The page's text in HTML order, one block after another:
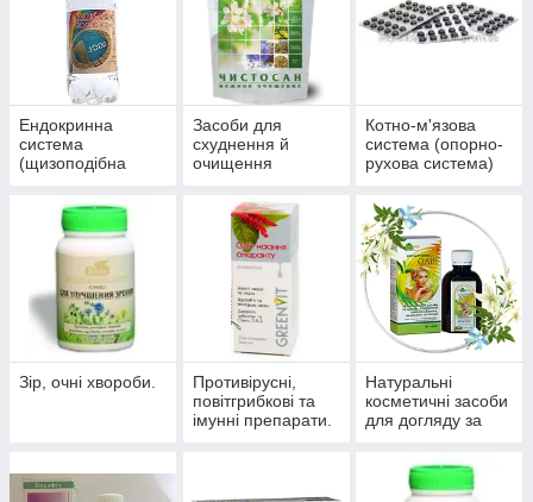
Ендокринна
система
(щизоподібна
діабет)
Засоби для
схуднення й
очищення
Котно-м'язова
система (опорно-
рухова система)
Зір, очні хвороби.
Противірусні,
повітгрибкові та
імунні препарати.
Натуральні
косметичні засоби
для догляду за